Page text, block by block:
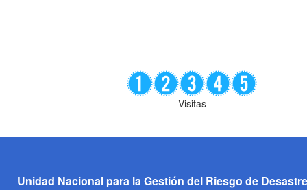
Visitas
Unidad Nacional para la Gestión del Riesgo de